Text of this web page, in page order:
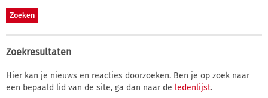
Zoekresultaten
Hier kan je nieuws en reacties doorzoeken. Ben je op zoek naar
een bepaald lid van de site, ga dan naar de ledenlijst.